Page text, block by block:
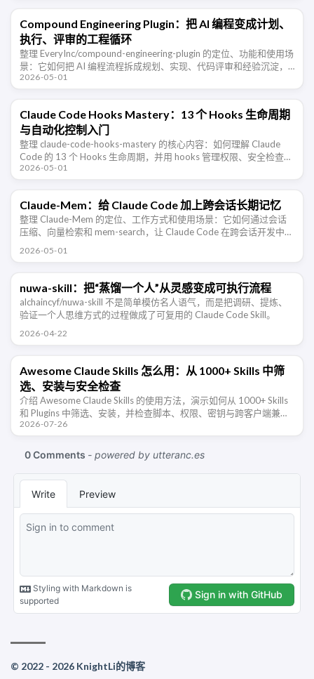
Compound Engineering Plugin：把 AI 编程变成计划、
执行、评审的工程循环
整理 EveryInc/compound-engineering-plugin 的定位、功能和使用场
景：它如何把 AI 编程流程拆成规划、实现、代码评审和经验沉淀，
并适配 Claude …
2026-05-01
Claude Code Hooks Mastery：13 个 Hooks 生命周期
与自动化控制入门
整理 claude-code-hooks-mastery 的核心内容：如何理解 Claude
Code 的 13 个 Hooks 生命周期，并用 hooks 管理权限、安全检查、
上下文注入、子代理、团 …
2026-05-01
Claude-Mem：给 Claude Code 加上跨会话长期记忆
整理 Claude-Mem 的定位、工作方式和使用场景：它如何通过会话
压缩、向量检索和 mem-search，让 Claude Code 在跨会话开发中保
2026-05-01
nuwa-skill：把“蒸馏一个人”从灵感变成可执行流程
alchaincyf/nuwa-skill 不是简单模仿名人语气，而是把调研、提炼、
验证一个人思维方式的过程做成了可复用的 Claude Code Skill。
2026-04-22
Awesome Claude Skills 怎么用：从 1000+ Skills 中筛
选、安装与安全检查
介绍 Awesome Claude Skills 的使用方法，演示如何从 1000+ Skills
和 Plugins 中筛选、安装，并检查脚本、权限、密钥与跨客户端兼容
性。
2026-07-26
© 2022 - 2026 KnightLi的博客